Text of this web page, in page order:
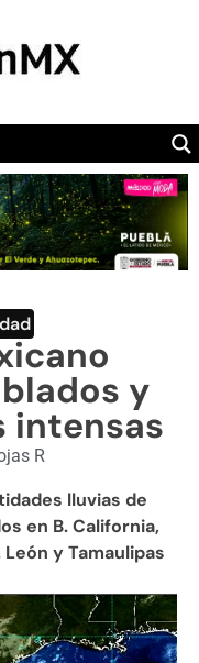
y
intensas
R
lluvias de
en B. California,
y Tamaulipas